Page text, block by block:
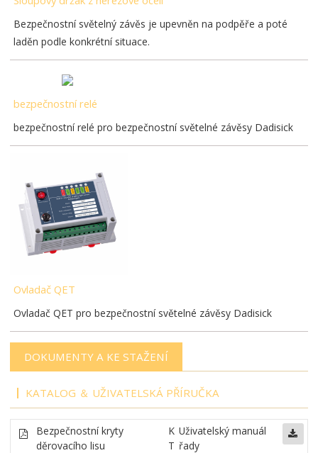
Bezpečnostní světelný závěs je upevněn na podpěře a poté
laděn podle konkrétní situace.
bezpečnostní relé
bezpečnostní relé pro bezpečnostní světelné závěsy Dadisick
Ovladač QET
Ovladač QET pro bezpečnostní světelné závěsy Dadisick
DOKUMENTY A KE STAŽENÍ
KATALOG ＆ UŽIVATELSKÁ PŘÍRUČKA
Bezpečnostní kryty
děrovacího lisu
K
T
Uživatelský manuál
řady